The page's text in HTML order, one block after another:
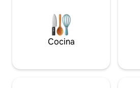
noches encantadoras junto al río.
Anfitriona Agata: una Superanfitriona
conocida por su personal de 5
su enfoque personalizado.
Cocina